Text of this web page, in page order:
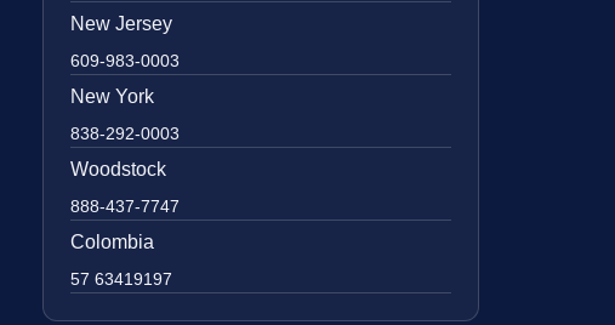
New Jersey
609-983-0003
New York
838-292-0003
Woodstock
888-437-7747
Colombia
57 63419197